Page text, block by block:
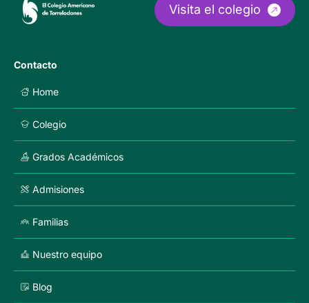
Visita el colegio
Contacto
Home
Colegio
Nuestros principios
Vida en el colegio
Instalaciones y entorno
Tu escuela ecológica en Madrid
Grados Académicos
Dragonfly
Elementary School
Middle & High School
Admisiones
Familias
Área de acceso de a padres
Nuestro equipo
Blog